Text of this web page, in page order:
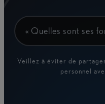
« Quelles sont ses
Veillez à éviter de
personnel